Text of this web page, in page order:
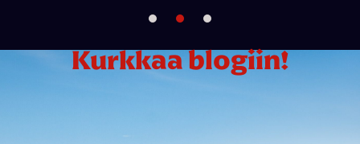
Kurkkaa blogiin!